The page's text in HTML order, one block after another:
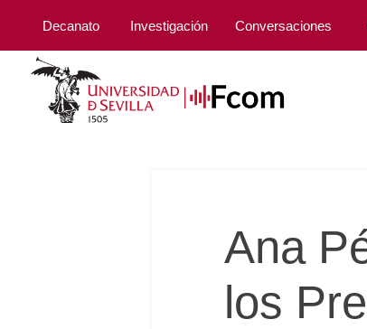
Decanato Investigación Conversaciones
Ana
los